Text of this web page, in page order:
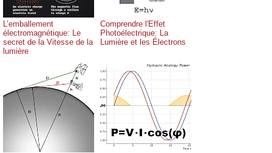
L’emballement
électromagnétique: Le
secret de la Vitesse de la
lumière
Comprendre l'Effet
Photoélectrique: La
Lumière et les Électrons